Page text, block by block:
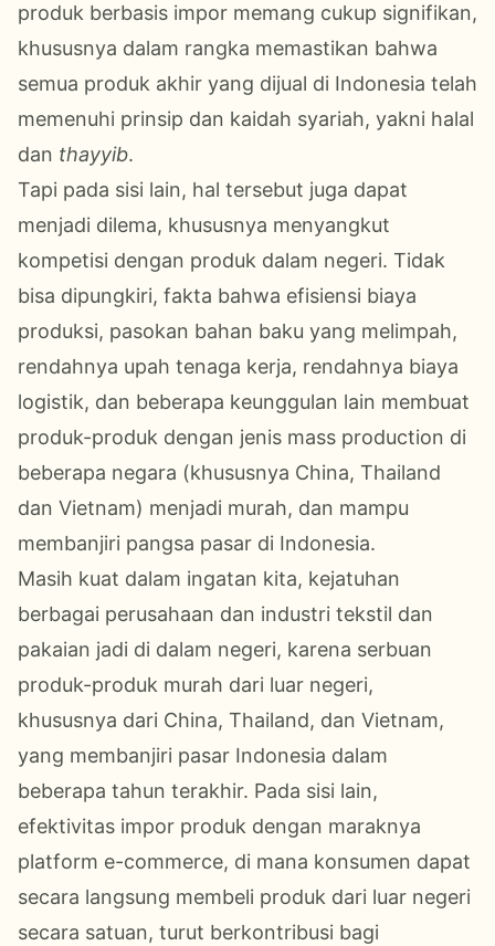
produk berbasis impor memang cukup signifikan,
khususnya dalam rangka memastikan bahwa
semua produk akhir yang dijual di Indonesia telah
memenuhi prinsip dan kaidah syariah, yakni halal
dan thayyib.
Tapi pada sisi lain, hal tersebut juga dapat
menjadi dilema, khususnya menyangkut
kompetisi dengan produk dalam negeri. Tidak
bisa dipungkiri, fakta bahwa efisiensi biaya
produksi, pasokan bahan baku yang melimpah,
rendahnya upah tenaga kerja, rendahnya biaya
logistik, dan beberapa keunggulan lain membuat
produk-produk dengan jenis mass production di
beberapa negara (khususnya China, Thailand
dan Vietnam) menjadi murah, dan mampu
membanjiri pangsa pasar di Indonesia.
Masih kuat dalam ingatan kita, kejatuhan
berbagai perusahaan dan industri tekstil dan
pakaian jadi di dalam negeri, karena serbuan
produk-produk murah dari luar negeri,
khususnya dari China, Thailand, dan Vietnam,
yang membanjiri pasar Indonesia dalam
beberapa tahun terakhir. Pada sisi lain,
efektivitas impor produk dengan maraknya
platform e-commerce, di mana konsumen dapat
secara langsung membeli produk dari luar negeri
secara satuan, turut berkontribusi bagi